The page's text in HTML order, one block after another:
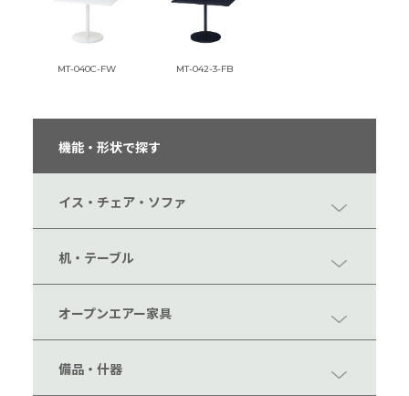
機能・形状で探す
イス・チェア・ソファ
机・テーブル
オープンエアー家具
備品・什器
MT-040C-FW MT-042-3-FB